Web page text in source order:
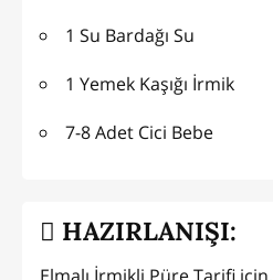
1 Su Bardağı Su
1 Yemek Kaşığı İrmik
7-8 Adet Cici Bebe
HAZIRLANIŞI: